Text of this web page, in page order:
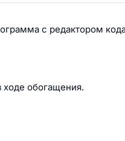
с редактором
обогащения.